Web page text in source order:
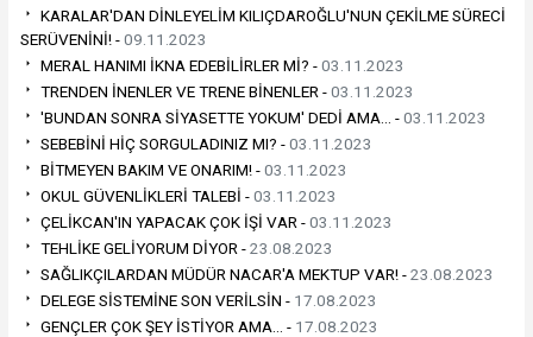
KARALAR'DAN DİNLEYELİM KILIÇDAROĞLU'NUN ÇEKİLME SÜRECİ
SERÜVENİNİ! -09.11.2023
MERAL HANIMI İKNA EDEBİLİRLER Mİ? -03.11.2023
TRENDEN İNENLER VE TRENE BİNENLER -03.11.2023
'BUNDAN SONRA SİYASETTE YOKUM' DEDİ AMA… -03.11.2023
SEBEBİNİ HİÇ SORGULADINIZ MI? -03.11.2023
BİTMEYEN BAKIM VE ONARIM! -03.11.2023
OKUL GÜVENLİKLERİ TALEBİ -03.11.2023
ÇELİKCAN'IN YAPACAK ÇOK İŞİ VAR -03.11.2023
TEHLİKE GELİYORUM DİYOR -23.08.2023
SAĞLIKÇILARDAN MÜDÜR NACAR'A MEKTUP VAR! -23.08.2023
DELEGE SİSTEMİNE SON VERİLSİN - 17.08.2023
GENÇLER ÇOK ŞEY İSTİYOR AMA… - 17.08.2023